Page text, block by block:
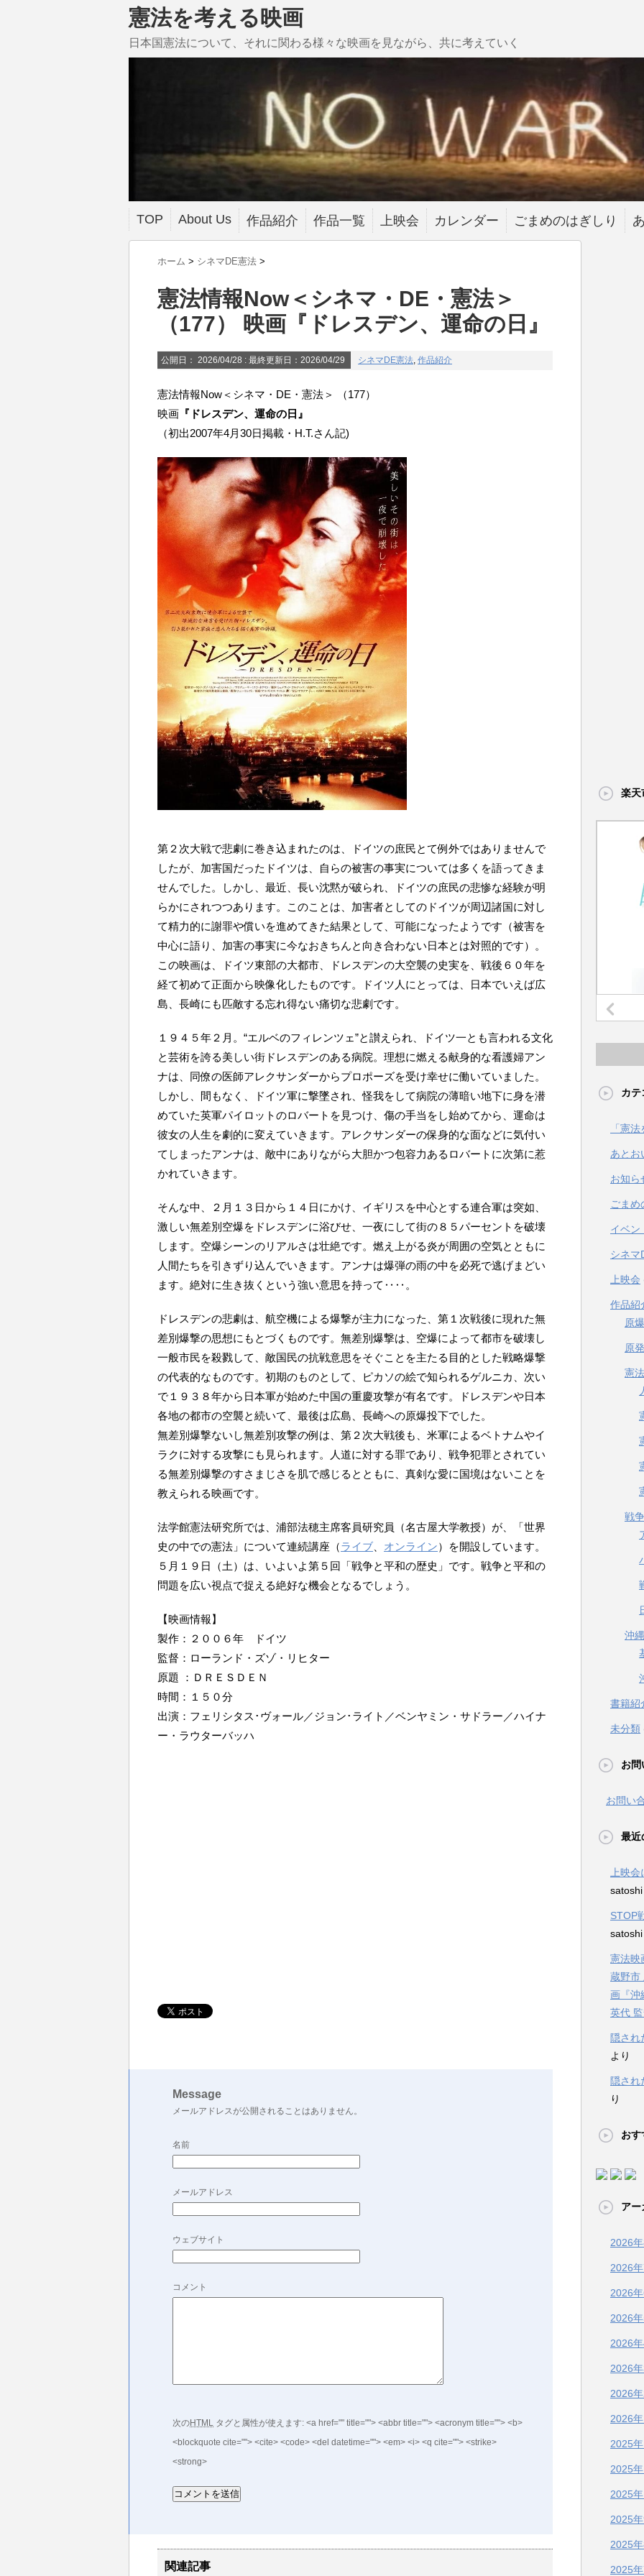
憲法を考える映画
日本国憲法について、それに関わる様々な映画を見ながら、共に考えていく
TOP About Us 作品紹介 作品一覧 上映会 カレンダー ごまめのはぎしり
ホーム > シネマDE憲法 >
憲法情報Now＜シネマ・DE・憲法＞
（177） 映画『ドレスデン、運命の日』
公開日： 2026/04/28 : 最終更新日：2026/04/29 シネマDE憲法, 作品紹介
憲法情報Now＜シネマ・DE・憲法＞ （177）
映画 『ドレスデン、運命の日』
（初出2007年4月30日掲載・H.T.さん記)
第２次大戦で悲劇に巻き込まれたのは、ドイツの庶民とて例外ではありませんで
したが、加害国だったドイツは、自らの被害の事実については多くを語ってきま
せんでした。しかし、最近、長い沈黙が破られ、ドイツの庶民の悲惨な経験が明
らかにされつつあります。このことは、加害者としてのドイツが周辺諸国に対し
て精力的に謝罪や償いを進めてきた結果として、可能になったようです（被害を
中心に語り、加害の事実に今なおきちんと向き合わない日本とは対照的です）。
この映画は、ドイツ東部の大都市、ドレスデンの大空襲の史実を、戦後６０年を
経て初めて正面から映像化したものです。ドイツ人にとっては、日本でいえば広
島、長崎にも匹敵する忘れ得ない痛切な悲劇です。
１９４５年２月。“エルベのフィレンツェ”と讃えられ、ドイツ一とも言われる文化
と芸術を誇る美しい街ドレスデンのある病院。理想に燃える献身的な看護婦アン
ナは、同僚の医師アレクサンダーからプロポーズを受け幸せに働いていました。
しかし、間もなく、ドイツ軍に撃墜され、怪我をして病院の薄暗い地下に身を潜
めていた英軍パイロットのロバートを見つけ、傷の手当をし始めてから、運命は
彼女の人生を劇的に変えていきます。アレクサンダーの保身的な面などに気付い
てしまったアンナは、敵中にありながら大胆かつ包容力あるロバートに次第に惹
かれていきます。
そんな中、２月１３日から１４日にかけ、イギリスを中心とする連合軍は突如、
激しい無差別空爆をドレスデンに浴びせ、一夜にして街の８５パーセントを破壊
します。空爆シーンのリアルさは壮絶です。燃え上がる炎が周囲の空気とともに
人間たちを引きずり込んでいきます。アンナは爆弾の雨の中を必死で逃げまどい
ます。絶対に生き抜くという強い意思を持って‥‥。
ドレスデンの悲劇は、航空機による爆撃が主力になった、第１次戦後に現れた無
差別爆撃の思想にもとづくものです。無差別爆撃は、空爆によって都市を破壊し
一般市民を殺戮して、敵国民の抗戦意思をそぐことを主たる目的とした戦略爆撃
の代表的なものです。初期のものとして、ピカソの絵で知られるゲルニカ、次い
で１９３８年から日本軍が始めた中国の重慶攻撃が有名です。ドレスデンや日本
各地の都市の空襲と続いて、最後は広島、長崎への原爆投下でした。
無差別爆撃ないし無差別攻撃の例は、第２次大戦後も、米軍によるベトナムやイ
ラクに対する攻撃にも見られます。人道に対する罪であり、戦争犯罪とされてい
る無差別爆撃のすさまじさを肌で感じるとともに、真剣な愛に国境はないことを
教えられる映画です。
法学館憲法研究所では、浦部法穂主席客員研究員（名古屋大学教授）が、「世界
史の中での憲法」について連続講座（ライブ オンライン）を開設しています。
５月１９日（土）は、いよいよ第５回「戦争と平和の歴史」です。戦争と平和の
問題を広い視点で捉える絶好な機会となるでしょう。
【映画情報】
製作：２００６年 ドイツ
監督：ローランド・ズゾ・リヒター
原題 ：ＤＲＥＳＤＥＮ
時間：１５０分
出演：フェリシタス･ヴォール／ジョン･ライト／ベンヤミン・サドラー／ハイナ
ー・ラウターバッハ
Message
メールアドレスが公開されることはありません。
名前
メールアドレス
ウェブサイト
コメント
次のHTML タグと属性が使えます: <a href="" title=""> <abbr title=""> <acronym title=""> <b>
<blockquote cite=""> <cite> <code> <del datetime=""> <em> <i> <q cite=""> <strike>
<strong>
関連記事
楽天
カテ
「憲
あとお
お知ら
ごまめ
イベン
シネマ
上映会
作品紹
原
原
憲
戦
沖
書籍紹
未分類
お問
お問い
最近
上映
STOP
憲法映
蔵野市
画『沖
英代
隠さ
より
隠さ
り
おす
アー
2026
2026
2026
2026
2026
2026
2026
2026
2025
2025
2025
2025
2025
2025